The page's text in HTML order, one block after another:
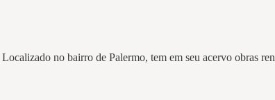
no bairro de Palermo, tem em seu acervo obras